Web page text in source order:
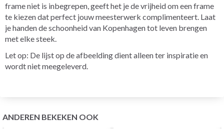
frame niet is inbegrepen, geeft het je de vrijheid om een frame
te kiezen dat perfect jouw meesterwerk complimenteert. Laat
je handen de schoonheid van Kopenhagen tot leven brengen
met elke steek.
Let op: De lijst op de afbeelding dient alleen ter inspiratie en
wordt niet meegeleverd.
ANDEREN BEKEKEN OOK